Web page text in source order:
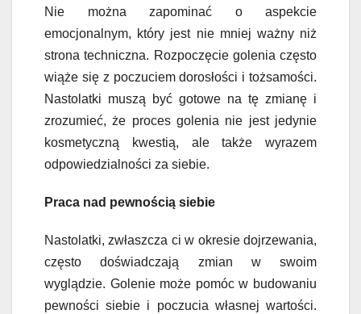
Nie można zapominać o aspekcie
emocjonalnym, który jest nie mniej ważny niż
strona techniczna. Rozpoczęcie golenia często
wiąże się z poczuciem dorosłości i tożsamości.
Nastolatki muszą być gotowe na tę zmianę i
zrozumieć, że proces golenia nie jest jedynie
kosmetyczną kwestią, ale także wyrazem
odpowiedzialności za siebie.
Praca nad pewnością siebie
Nastolatki, zwłaszcza ci w okresie dojrzewania,
często doświadczają zmian w swoim
wyglądzie. Golenie może pomóc w budowaniu
pewności siebie i poczucia własnej wartości.